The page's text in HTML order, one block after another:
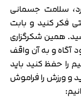
سلامت جسمانی
فکر کنید و بابت
همین شکرگزاری
آگاه و به آن واقف
را حفظ کنید باید
و ورزش را فراموش